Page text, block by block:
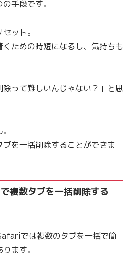
手段です。
ット。
ための時短になるし、気持ちも
って難しいんじゃない？」と思
を一括削除することができま
複数タブを一括削除する
では複数のタブを一括で簡
ます。